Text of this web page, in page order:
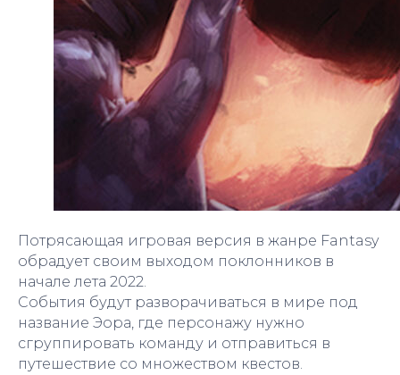
Потрясающая игровая версия в жанре Fantasy
обрадует своим выходом поклонников в
начале лета 2022.
События будут разворачиваться в мире под
название Эора, где персонажу нужно
сгруппировать команду и отправиться в
путешествие со множеством квестов.